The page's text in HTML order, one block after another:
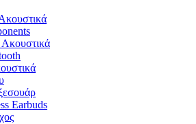
Earbuds